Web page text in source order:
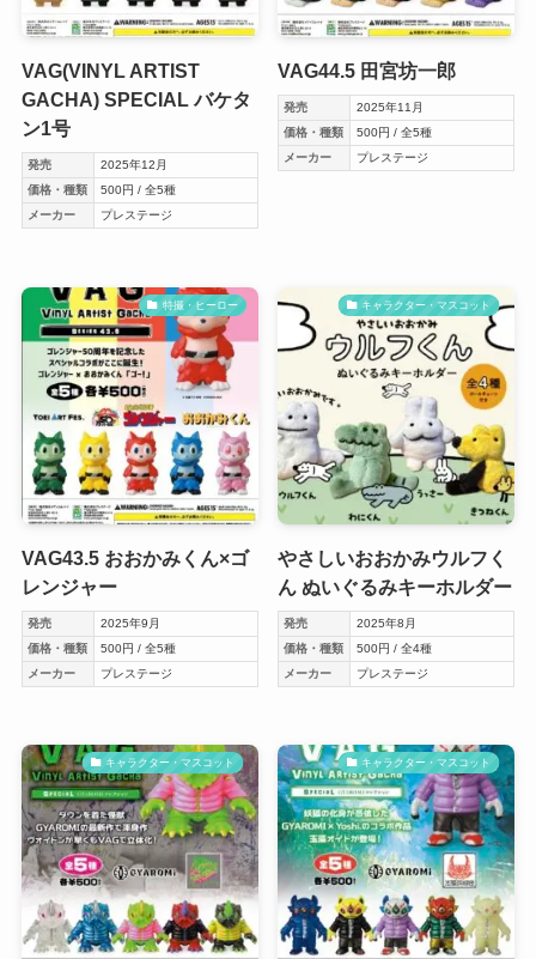
VAG(VINYL ARTIST
GACHA) SPECIAL バケタ
ン1号
発売
2025年12月
価格・種類
500円 / 全5種
メーカー
プレステージ
VAG44.5 田宮坊一郎
発売
2025年11月
価格・種類
500円 / 全5種
メーカー
プレステージ
特撮・ヒーロー
VAG43.5 おおかみくん×ゴ
レンジャー
発売
2025年9月
価格・種類
500円 / 全5種
メーカー
プレステージ
キャラクター・マスコット
やさしいおおかみウルフく
ん ぬいぐるみキーホルダー
発売
2025年8月
価格・種類
500円 / 全4種
メーカー
プレステージ
キャラクター・マスコット キャラクター・マスコット